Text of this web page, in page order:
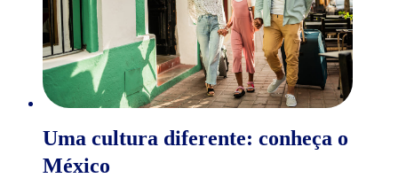
Uma cultura diferente: conheça o
México